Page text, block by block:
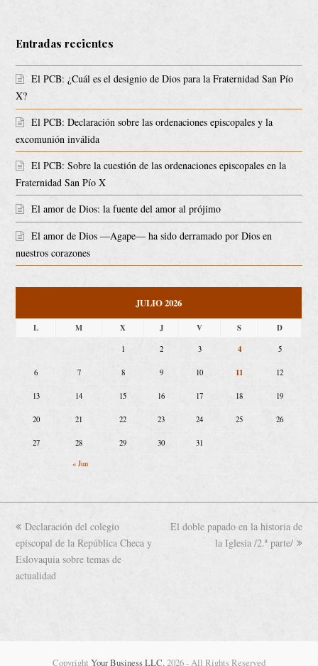
Entradas recientes
El PCB: ¿Cuál es el designio de Dios para la Fraternidad San Pío
X?
El PCB: Declaración sobre las ordenaciones episcopales y la
excomunión inválida
El PCB: Sobre la cuestión de las ordenaciones episcopales en la
Fraternidad San Pío X
El amor de Dios: la fuente del amor al prójimo
El amor de Dios ―Agape― ha sido derramado por Dios en
nuestros corazones
JULIO 2026
L M X J V S D
« Jun
1 2 3 4 5
6 7 8 9 10 11 12
13 14 15 16 17 18 19
20 21 22 23 24 25 26
27 28 29 30 31
previous
post:
Declaración del colegio
episcopal de la República Checa y
Eslovaquia sobre temas de
actualidad
next
El doble papado en la historia de
la Iglesia /2.ª parte/
Copyright Your Business LLC.2026 - All Rights Reserved